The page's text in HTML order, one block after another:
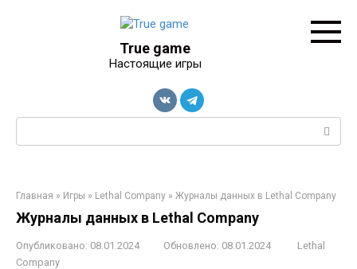
True game
Настоящие игры
Поиск:
Главная » Игры » Lethal Company » Журналы данных в Lethal Company
Журналы данных в Lethal Company
Опубликовано: 08.01.2024 Обновлено: 08.01.2024
Lethal
Company